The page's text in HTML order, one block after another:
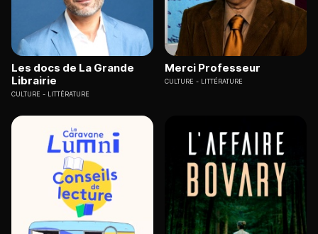
Les docs de La Grande
Librairie
CULTURE LITTÉRATURE
Merci Professeur
CULTURE LITTÉRATURE